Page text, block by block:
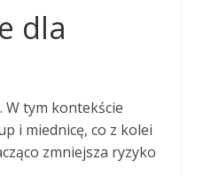
dla
W tym kontekście
i miednicę, co z kolei
zmniejsza ryzyko